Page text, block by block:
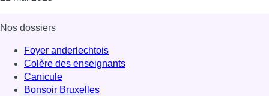
Nos dossiers
Foyer anderlechtois
Colère des enseignants
Canicule
Bonsoir Bruxelles